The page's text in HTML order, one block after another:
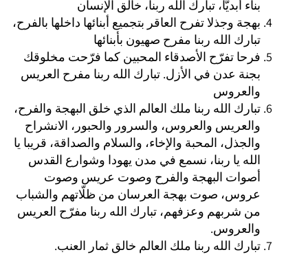
بناء أبديًّا، تبارك الله ربنا، خالق الإنسان
بهجة وجذلا تفرح العاقر بتجميع أبنائها داخلها بالفرح،
تبارك الله ربنا مفرح صهيون بأبنائها
فرحا تفرّح الأصدقاء المحبين كما فرّحت مخلوقك
بجنة عدن في الأزل. تبارك الله ربنا مفرح العريس
والعروس
تبارك الله ربنا ملك العالم الذي خلق البهجة والفرح،
والعريس والعروس، والسرور والحبور، الانشراح
والجذل، المحبة والإخاء، والسلام والصداقة، قريبا يا
الله يا ربنا، نسمع في مدن يهودا وشوارع القدس
أصوات البهجة والفرح وصوت عريس وصوت
عروس، صوت بهجة العرسان من ظلّاتهم والشباب
من شربهم وعزفهم، تبارك الله ربنا مفرّح العريس
والعروس.
تبارك الله ربنا ملك العالم خالق ثمار العنب.